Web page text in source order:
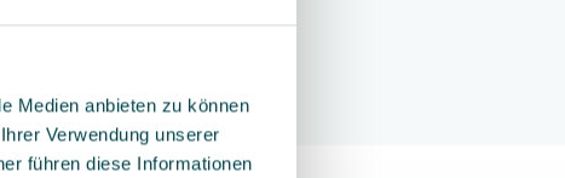
Medien anbieten zu können
Verwendung unserer
führen diese Informationen